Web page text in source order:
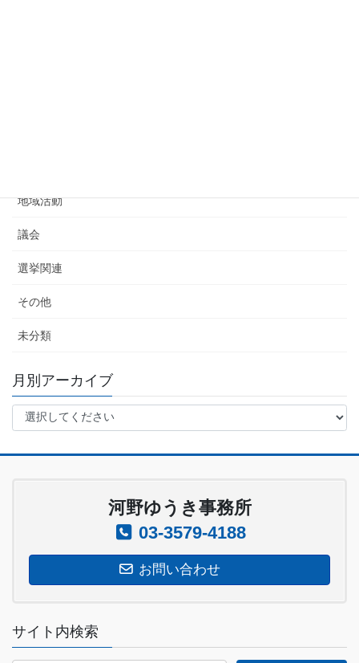
地域活動
議会
選挙関連
その他
未分類
月別アーカイブ
河野ゆうき事務所
03-3579-4188
お問い合わせ
サイト内検索